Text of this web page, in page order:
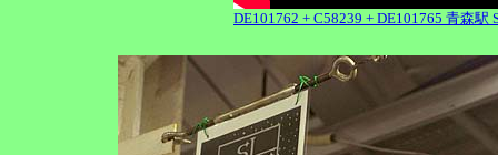
DE101762 + C58239 + DE101765 青森